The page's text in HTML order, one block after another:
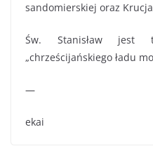
sandomierskiej oraz
Św. Stanisław jest
„chrześcijańskiego ładu
—
ekai